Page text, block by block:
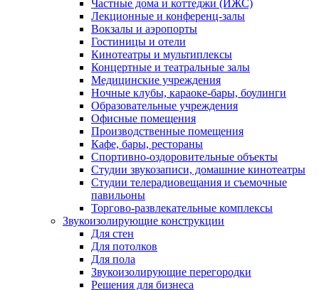
Частные дома и коттеджи (ИЖС)
Лекционные и конференц-залы
Вокзалы и аэропорты
Гостиницы и отели
Кинотеатры и мультиплексы
Концертные и театральные залы
Медицинские учреждения
Ночные клубы, караоке-бары, боулинги
Образовательные учреждения
Офисные помещения
Производственные помещения
Кафе, бары, рестораны
Спортивно-оздоровительные объекты
Студии звукозаписи, домашние кинотеатры
Студии телерадиовещания и съемочные
павильоны
Торгово-развлекательные комплексы
Звукоизолирующие конструкции
Для стен
Для потолков
Для пола
Звукоизолирующие перегородки
Решения для бизнеса